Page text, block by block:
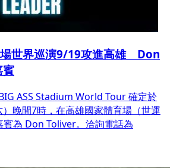
世界巡演9/19攻進高雄 Don
ASS Stadium World Tour 確定於
晚間7時，在高雄國家體育場（世運
賓為 Don Toliver。洽詢電話為